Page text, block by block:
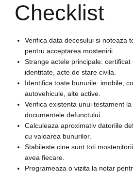
Checklist
Verifica data decesului si noteaza
pentru acceptarea mostenirii.
Strange actele principale:
identitate, acte de stare civila.
Identifica toate bunurile: imobile,
autovehicule, alte active.
Verifica existenta unui testament
documentele defunctului.
Calculeaza aproximativ datoriile
cu valoarea bunurilor.
Stabileste cine sunt toti
avea fiecare.
Programeaza o vizita la notar